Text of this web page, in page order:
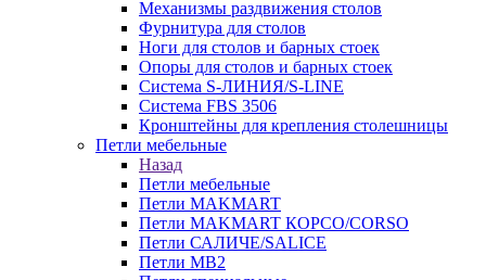
Механизмы раздвижения столов
Фурнитура для столов
Ноги для столов и барных стоек
Опоры для столов и барных стоек
Система S-ЛИНИЯ/S-LINE
Система FBS 3506
Кронштейны для крепления столешницы
Петли мебельные
Назад
Петли мебельные
Петли MAKMART
Петли MAKMART КОРСО/CORSO
Петли САЛИЧЕ/SALICE
Петли MB2